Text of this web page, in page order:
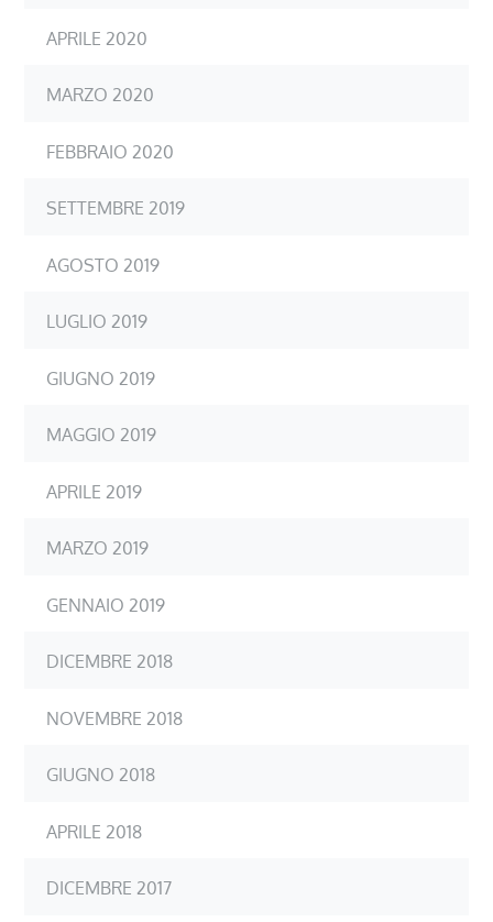
APRILE 2020
MARZO 2020
FEBBRAIO 2020
SETTEMBRE 2019
AGOSTO 2019
LUGLIO 2019
GIUGNO 2019
MAGGIO 2019
APRILE 2019
MARZO 2019
GENNAIO 2019
DICEMBRE 2018
NOVEMBRE 2018
GIUGNO 2018
APRILE 2018
DICEMBRE 2017